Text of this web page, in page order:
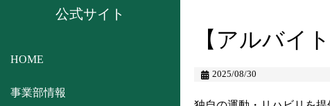
公式サイト
HOME
事業部情報
【アルバイ
2025/08/30